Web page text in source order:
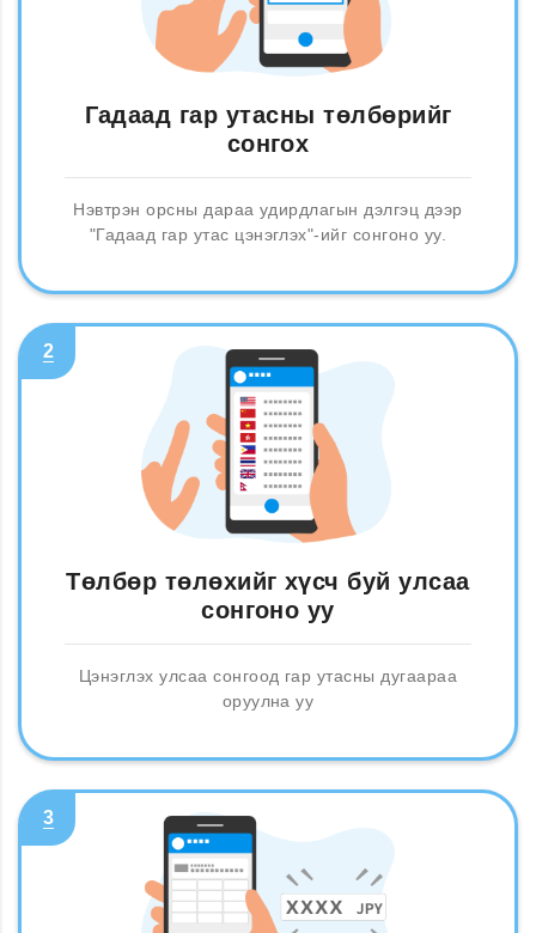
Гадаад гар утасны төлбөрийг
сонгох
Нэвтрэн орсны дараа удирдлагын дэлгэц дээр
"Гадаад гар утас цэнэглэх"-ийг сонгоно уу.
2
Төлбөр төлөхийг хүсч буй улсаа
сонгоно уу
Цэнэглэх улсаа сонгоод гар утасны дугаараа
оруулна уу
3